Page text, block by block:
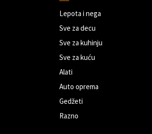
Lepota i nega
Sve za decu
Sve za kuhinju
Sve za kuću
Alati
Auto oprema
Gedžeti
Razno